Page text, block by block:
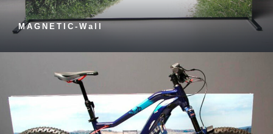
MAGNETIC-Wall